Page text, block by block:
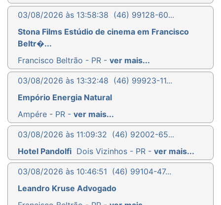
03/08/2026 às 13:58:38 (46) 99128-60...
Stona Films Estúdio de cinema em Francisco
Beltr�...
Francisco Beltrão - PR - ver mais...
03/08/2026 às 13:32:48 (46) 99923-11...
Empório Energia Natural
Ampére - PR - ver mais...
03/08/2026 às 11:09:32 (46) 92002-65...
Hotel Pandolfi Dois Vizinhos - PR - ver mais...
03/08/2026 às 10:46:51 (46) 99104-47...
Leandro Kruse Advogado